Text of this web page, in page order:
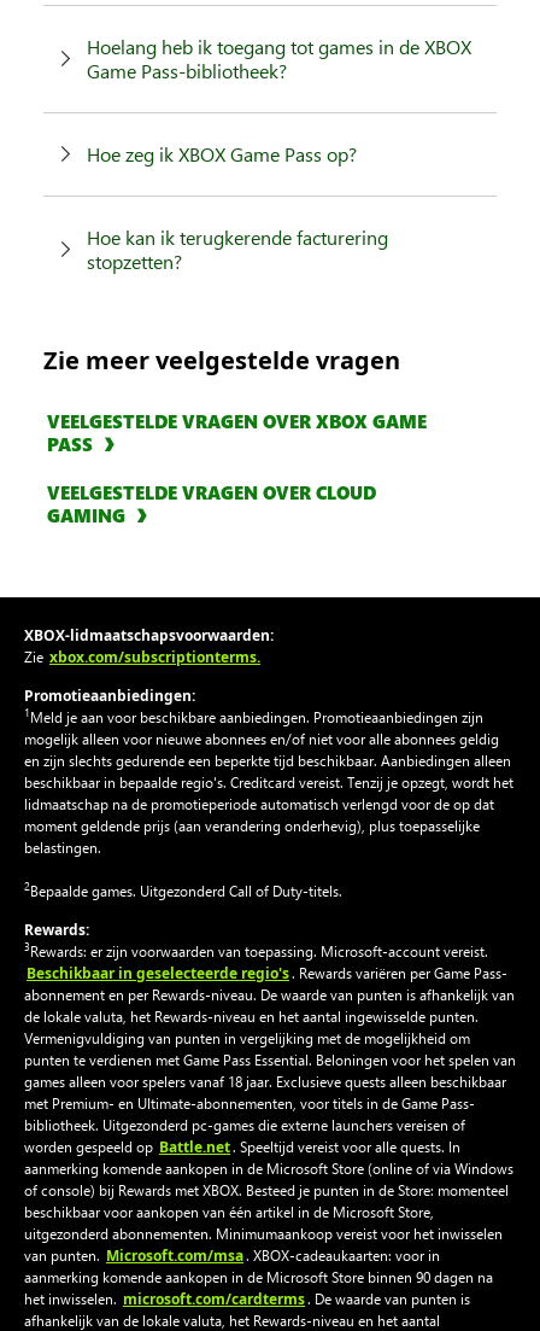
Hoelang heb ik toegang tot games in de XBOX
Game Pass-bibliotheek?
Hoe zeg ik XBOX Game Pass op?
Hoe kan ik terugkerende facturering
stopzetten?
Zie meer veelgestelde vragen
VEELGESTELDE VRAGEN OVER XBOX GAME
PASS
VEELGESTELDE VRAGEN OVER CLOUD
GAMING
XBOX-lidmaatschapsvoorwaarden:
Zie xbox.com/subscriptionterms.
Promotieaanbiedingen:
1Meld je aan voor beschikbare aanbiedingen. Promotieaanbiedingen zijn
mogelijk alleen voor nieuwe abonnees en/of niet voor alle abonnees geldig
en zijn slechts gedurende een beperkte tijd beschikbaar. Aanbiedingen alleen
beschikbaar in bepaalde regio's. Creditcard vereist. Tenzij je opzegt, wordt het
lidmaatschap na de promotieperiode automatisch verlengd voor de op dat
moment geldende prijs (aan verandering onderhevig), plus toepasselijke
belastingen.
2Bepaalde games. Uitgezonderd Call of Duty-titels.
Rewards:
3Rewards: er zijn voorwaarden van toepassing. Microsoft-account vereist.
Beschikbaar in geselecteerde regio's. Rewards variëren per Game Pass-
abonnement en per Rewards-niveau. De waarde van punten is afhankelijk van
de lokale valuta, het Rewards-niveau en het aantal ingewisselde punten.
Vermenigvuldiging van punten in vergelijking met de mogelijkheid om
punten te verdienen met Game Pass Essential. Beloningen voor het spelen van
games alleen voor spelers vanaf 18 jaar. Exclusieve quests alleen beschikbaar
met Premium- en Ultimate-abonnementen, voor titels in de Game Pass-
bibliotheek. Uitgezonderd pc-games die externe launchers vereisen of
worden gespeeld op Battle.net. Speeltijd vereist voor alle quests. In
aanmerking komende aankopen in de Microsoft Store (online of via Windows
of console) bij Rewards met XBOX. Besteed je punten in de Store: momenteel
beschikbaar voor aankopen van één artikel in de Microsoft Store,
uitgezonderd abonnementen. Minimumaankoop vereist voor het inwisselen
van punten. Microsoft.com/msa. XBOX-cadeaukaarten: voor in
aanmerking komende aankopen in de Microsoft Store binnen 90 dagen na
het inwisselen. microsoft.com/cardterms. De waarde van punten is
afhankelijk van de lokale valuta, het Rewards-niveau en het aantal